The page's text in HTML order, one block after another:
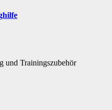
und Trainingszubehör